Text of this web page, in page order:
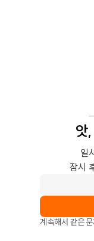
앗
일
잠시
계속해서 같은